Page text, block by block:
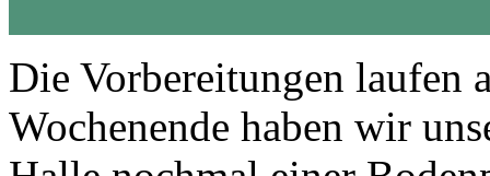
Die Vorbereitungen laufen
Wochenende haben wir